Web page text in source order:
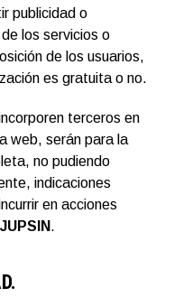
publicidad o
los servicios o
de los usuarios,
es gratuita o no.
terceros en
web, serán para la
no pudiendo
indicaciones
en acciones
JUPSIN.